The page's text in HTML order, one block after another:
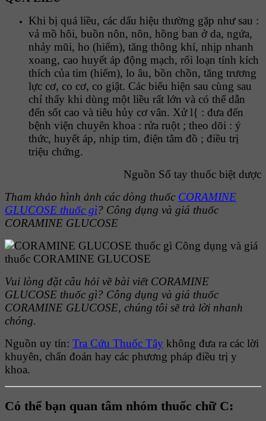
Khi bị quá liều, các dấu hiệu thường gặp như sau :
vả mồ hôi, buồn nôn, nôn, hồng ban ở da, ngứa,
nhảy mũi, ho (hiếm), tăng thông khí, nhịp nhanh
xoang, cao huyết áp động mạch, rối loạn tính kích
thích của tim (hiếm), lo âu, bồn chồn, tăng trương
lực cơ, co cơ, co giật. Các biểu hiện sau cùng sau
chỉ thấy khi dùng một liều rất lớn và có thể dẫn
đến sốt cao và tiêu hủy cơ vân. Xử l{ : đưa đến
bệnh viện chuyên khoa : rửa ruột ; theo dõi : ý
thức, huyết áp, nhịp tim, điện tâm đồ ; điều trị
triệu chứng.
Nguồn Sổ tay thuốc biệt dược
Tham khảo hình ảnh các dòng thuốc CORAMINE
GLUCOSE thuốc gì? Công dụng và giá thuốc
CORAMINE GLUCOSE
Vui lòng đặt câu hỏi về bài viết CORAMINE
GLUCOSE thuốc gì? Công dụng và giá thuốc
CORAMINE GLUCOSE, chúng tôi sẽ trả lời nhanh
chóng.
Nguồn uy tín: Tra Cứu Thuốc Tây không đưa ra các lời
khuyên, chẩn đoán hay các phương pháp điều trị y
khoa.
Có thể bạn quan tâm nhóm thuốc chữ C: